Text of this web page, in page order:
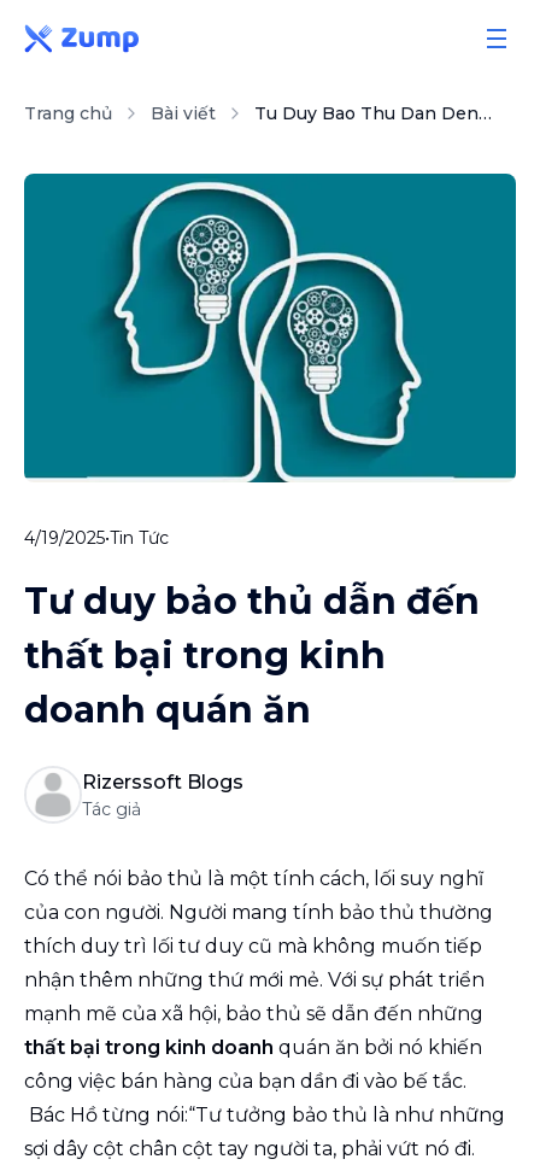
Giải pháp
Bài viết
Trang chủ Bài viết Tu Duy Bao Thu Dan Den That Bai Trong Kinh Doanh Quan An
4/19/2025•Tin Tức
Tư duy bảo thủ dẫn đến
thất bại trong kinh
doanh quán ăn
Rizerssoft Blogs
Tác giả
Có thể nói bảo thủ là một tính cách, lối suy nghĩ
của con người. Người mang tính bảo thủ thường
thích duy trì lối tư duy cũ mà không muốn tiếp
nhận thêm những thứ mới mẻ. Với sự phát triển
mạnh mẽ của xã hội, bảo thủ sẽ dẫn đến những
thất bại trong kinh doanh quán ăn bởi nó khiến
công việc bán hàng của bạn dần đi vào bế tắc.
Bác Hồ từng nói:“Tư tưởng bảo thủ là như những
sợi dây cột chân cột tay người ta, phải vứt nó đi.